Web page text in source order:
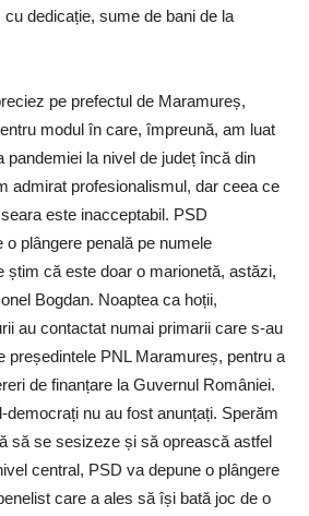
dedicație, sume de bani de la
pe prefectul de Maramureș,
modul în care, împreună, am luat
pandemiei la nivel de județ încă din
admirat profesionalismul, dar ceea ce
este inacceptabil. PSD
plângere penală pe numele
știm că este doar o marionetă, astăzi,
Bogdan. Noaptea ca hoții,
au contactat numai primarii care s-au
președintele PNL Maramureș, pentru a
de finanțare la Guvernul României.
democrați nu au fost anunțați. Sperăm
să se sesizeze și să oprească astfel
central, PSD va depune o plângere
care a ales să își bată joc de o